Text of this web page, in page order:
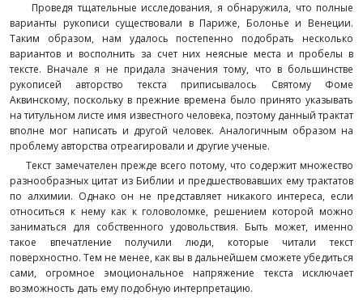
Проведя тщательные исследования, я обнаружила, что полные
варианты рукописи существовали в Париже, Болонье и Венеции.
Таким образом, нам удалось постепенно подобрать несколько
вариантов и восполнить за счет них неясные места и пробелы в
тексте. Вначале я не придала значения тому, что в большинстве
рукописей авторство текста приписывалось Святому Фоме
Аквинскому, поскольку в прежние времена было принято указывать
на титульном листе имя известного человека, поэтому данный трактат
вполне мог написать и другой человек. Аналогичным образом на
проблему авторства отреагировали и другие ученые.
Текст замечателен прежде всего потому, что содержит множество
разнообразных цитат из Библии и предшествовавших ему трактатов
по алхимии. Однако он не представляет никакого интереса, если
относиться к нему как к головоломке, решением которой можно
заниматься для собственного удовольствия. Быть может, именно
такое впечатление получили люди, которые читали текст
поверхностно. Тем не менее, как вы в дальнейшем сможете убедиться
сами, огромное эмоциональное напряжение текста исключает
возможность дать ему подобную интерпретацию.